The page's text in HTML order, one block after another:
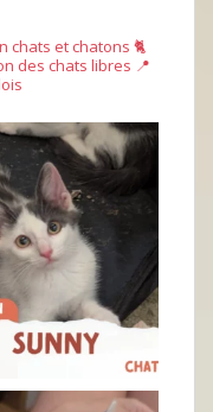
chats et chatons 🐈
des chats libres 📍